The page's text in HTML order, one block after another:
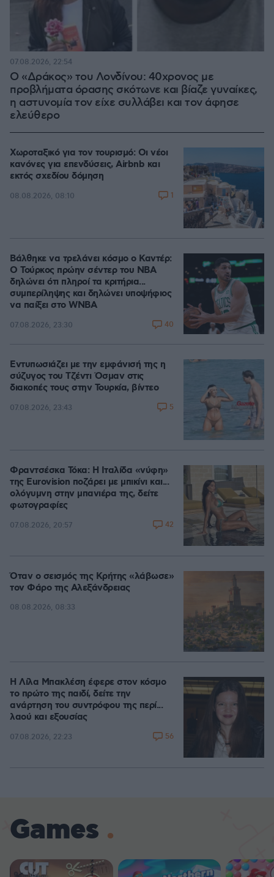
Ο «Δράκος» του Λονδίνου: 40χρονος με
προβλήματα όρασης σκότωνε και βίαζε γυναίκες,
η αστυνομία τον είχε συλλάβει και τον άφησε
ελεύθερο
07.08.2026, 22:54
Χωροταξικό για τον τουρισμό: Οι νέοι
κανόνες για επενδύσεις, Airbnb και
εκτός σχεδίου δόμηση
08.08.2026, 08:10 1
Βάλθηκε να τρελάνει κόσμο ο Καντέρ:
Ο Τούρκος πρώην σέντερ του NBA
δηλώνει ότι πληροί τα κριτήρια...
συμπερίληψης και δηλώνει υποψήφιος
να παίξει στο WNBA
07.08.2026, 23:30 40
Εντυπωσιάζει με την εμφάνισή της η
σύζυγος του Τζέντι Όσμαν στις
διακοπές τους στην Τουρκία, βίντεο
07.08.2026, 23:43 5
Φραντσέσκα Τόκα: Η Ιταλίδα «νύφη»
της Eurovision ποζάρει με μπικίνι και...
ολόγυμνη στην μπανιέρα της, δείτε
φωτογραφίες
07.08.2026, 20:57 42
Όταν ο σεισμός της Κρήτης «λάβωσε»
τον Φάρο της Αλεξάνδρειας
08.08.2026, 08:33
Η Λίλα Μπακλέση έφερε στον κόσμο
το πρώτο της παιδί, δείτε την
ανάρτηση του συντρόφου της περί...
λαού και εξουσίας
07.08.2026, 22:23 56
Games